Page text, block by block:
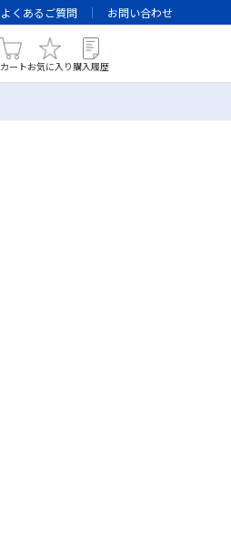
よくあるご質問 お問い合わせ
カートお気に入り 購入履歴